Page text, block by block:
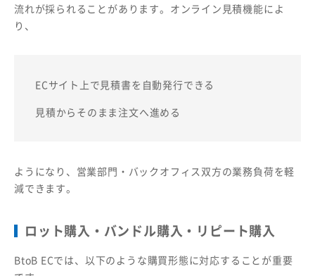
流れが採られることがあります。オンライン見積機能によ
り、
ECサイト上で見積書を自動発行できる
見積からそのまま注文へ進める
ようになり、営業部門・バックオフィス双方の業務負荷を軽
減できます。
ロット購入・バンドル購入・リピート購入
BtoB ECでは、以下のような購買形態に対応することが重要